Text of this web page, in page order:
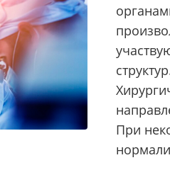
При